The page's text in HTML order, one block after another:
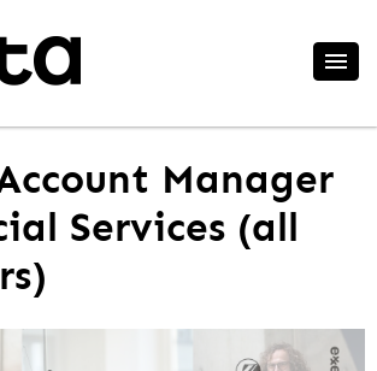
Manager
Services (all